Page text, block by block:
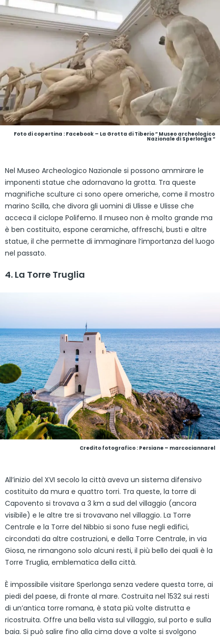
Foto di copertina : Facebook – La Grotta di Tiberio ” Museo archeologico
Nazionale di Sperlonga “
Nel Museo Archeologico Nazionale si possono ammirare le
imponenti statue che adornavano la grotta. Tra queste
magnifiche sculture ci sono opere omeriche, come il mostro
marino Scilla, che divora gli uomini di Ulisse e Ulisse che
acceca il ciclope Polifemo. Il museo non è molto grande ma
è ben costituito, espone ceramiche, affreschi, busti e altre
statue, il che permette di immaginare l’importanza del luogo
nel passato.
4. La Torre Truglia
Credito fotografico : Persiane – marcociannarel
All’inizio del XVI secolo la città aveva un sistema difensivo
costituito da mura e quattro torri. Tra queste, la torre di
Capovento si trovava a 3 km a sud del villaggio (ancora
visibile) e le altre tre si trovavano nel villaggio. La Torre
Centrale e la Torre del Nibbio si sono fuse negli edifici,
circondati da altre costruzioni, e della Torre Centrale, in via
Giosa, ne rimangono solo alcuni resti, il più bello dei quali è la
Torre Truglia, emblematica della città.
È impossibile visitare Sperlonga senza vedere questa torre, ai
piedi del paese, di fronte al mare. Costruita nel 1532 sui resti
di un’antica torre romana, è stata più volte distrutta e
ricostruita. Offre una bella vista sul villaggio, sul porto e sulla
baia. Si può salire fino alla cima dove a volte si svolgono